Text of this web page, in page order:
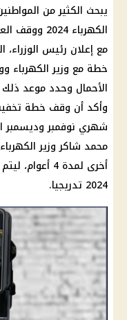
يبحث الكثير من
الكهرباء 2024
ووقف
مع إعلان رئيس الوزراء،
خطة مع وزير الكهرباء
الأحمال وحدد موعد
وأكد أن وقف خطة
شهري نوفمبر وديسمبر
محمد شاكر وزير الكهرباء
أخرى لمدة 4 أعوام، ليتم خلالها تحريك
2024 تدريجيا.